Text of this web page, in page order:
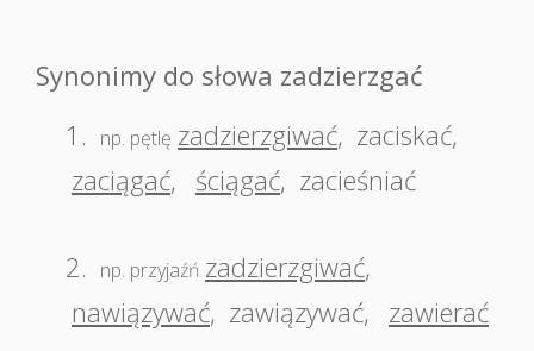
Synonimy do słowa zadzierzgać
1.
np. pętlę zadzierzgiwać, zaciskać,
zaciągać, ściągać, zacieśniać
2. np. przyjaźń zadzierzgiwać,
nawiązywać, zawiązywać, zawierać